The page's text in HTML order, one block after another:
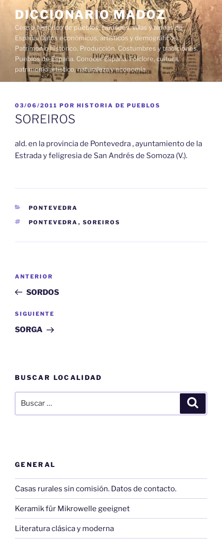
contenido
DICCIONARIO MADOZ
Censo histórico de pueblos, ciudades, villas y aldeas de
España. Datos económicos, artísticos y demográficos.
Patrimonio histórico. Producción. Costumbres y tradiciones.
Pueblos de España. Conocer España. Folclore, cultura,
patrimonio artístico, naturaleza y economía.
PUBLICADO
EL
03/06/2011 POR HISTORIA DE PUEBLOS
SOREIROS
ald. en la provincia de Pontevedra , ayuntamiento de la
Estrada y feligresia de San Andrés de Somoza (V.).
CATEGORÍAS
PONTEVEDRA
ETIQUETAS
PONTEVEDRA , SOREIROS
entradas
Entrada
anterior:
ANTERIOR
SORDOS
Siguiente
entrada
SIGUIENTE
SORGA
BUSCAR LOCALIDAD
por:
GENERAL
Casas rurales sin comisión. Datos de contacto.
Keramik für Mikrowelle geeignet
Literatura clásica y moderna